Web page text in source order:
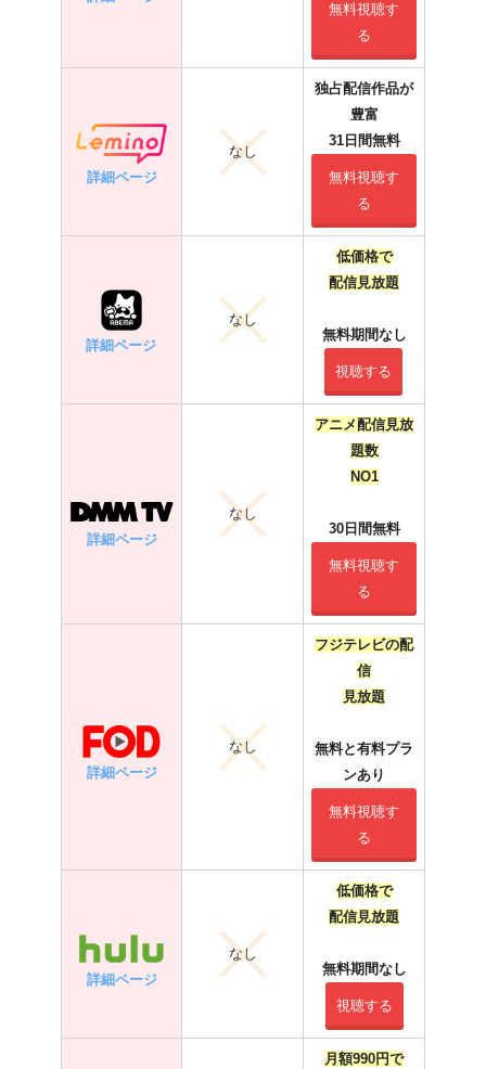
無料視聴す
る
詳細ページ
なし
独占配信作品が
豊富
31日間無料
無料視聴す
る
詳細ページ
なし
低価格で
配信見放題
無料期間なし
視聴する
詳細ページ
なし
アニメ配信見放
題数
NO1
30日間無料
無料視聴す
る
詳細ページ
なし
フジテレビの配
信
見放題
無料と有料プラ
ンあり
無料視聴す
る
詳細ページ
なし
低価格で
配信見放題
無料期間なし
視聴する
月額990円で